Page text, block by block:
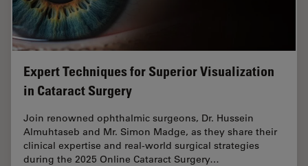
Expert Techniques for Superior Visualization
in Cataract Surgery
Join renowned ophthalmic surgeons, Dr. Hussein
Almuhtaseb and Mr. Simon Madge, as they share their
clinical expertise and real-world surgical strategies
during the 2025 Online Cataract Surgery…